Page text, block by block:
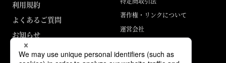
利用規約
よくあるご質問
お知らせ
著作権・リンクについて
運営会社